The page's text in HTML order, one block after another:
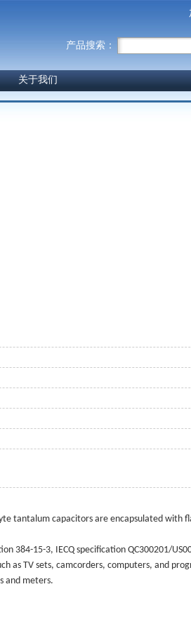
产品搜索：
关于我们
tantalum capacitors are encapsulated with
384-15-3, IECQ specification QC300201/
as TV sets, camcorders, computers, and
and meters.